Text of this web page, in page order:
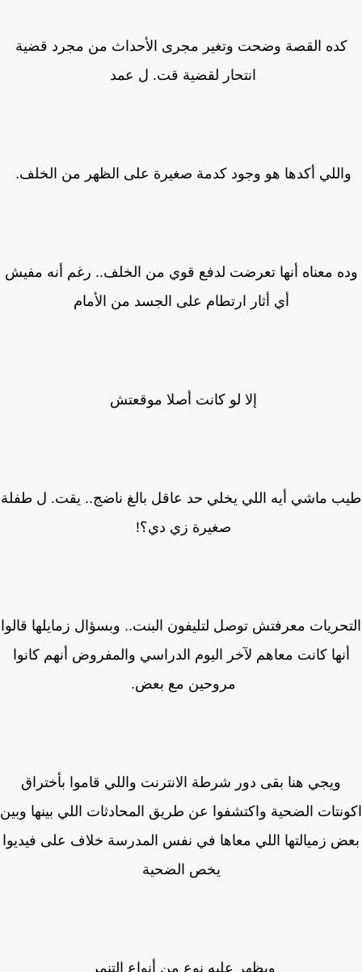
كده القصة وضحت وتغير مجرى الأحداث من مجرد قضية
انتحار لقضية قت. ل عمد
أكدها هو وجود كدمة صغيرة على الظهر من الخلف.
معناه أنها تعرضت لدفع قوي من الخلف.. رغم أنه مفيش
أي أثار ارتطام على الجسد من الأمام
إلا لو كانت أصلا موقعتش
ماشي أيه اللي يخلي حد عاقل بالغ ناضج.. يقت. ل طفلة
صغيرة زي دي؟!
معرفتش توصل لتليفون البنت.. وبسؤال زمايلها قالوا
كانت معاهم لآخر اليوم الدراسي والمفروض أنهم كانوا
مروحين مع بعض.
ويجي هنا بقى دور شرطة الانترنت واللي قاموا بأختراق
الضحية واكتشفوا عن طريق المحادثات اللي بينها وبين
زميالتها اللي معاها في نفس المدرسة خلاف على فيديوا
يخص الضحية
ويظهر عليه نوع من أنواع التنمر